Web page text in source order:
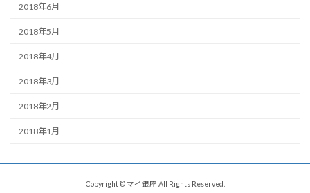
2018年6月
2018年5月
2018年4月
2018年3月
2018年2月
2018年1月
Copyright © マイ銀座 All Rights Reserved.